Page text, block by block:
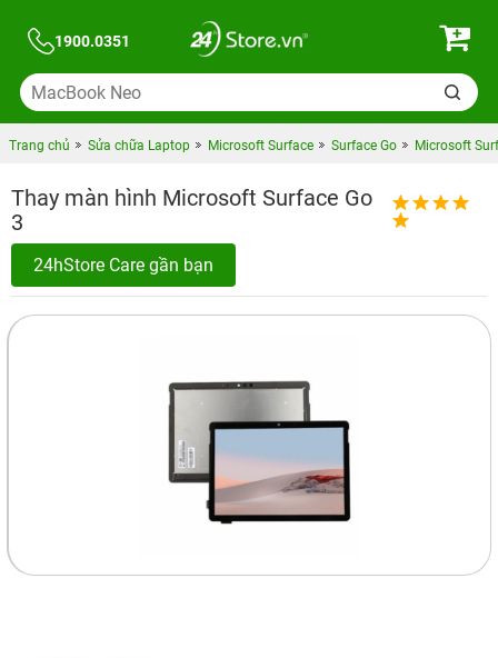
1900.0351
Trang chủ Sửa chữa Laptop Microsoft Surface Surface Go Microsoft
Thay màn hình Microsoft Surface Go
3
24hStore Care gần bạn